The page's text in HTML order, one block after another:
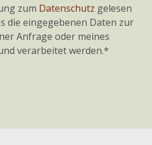
zum Datenschutz gelesen
die eingegebenen Daten zur
Anfrage oder meines
verarbeitet werden.*